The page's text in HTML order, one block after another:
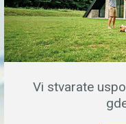
Vi stvarate